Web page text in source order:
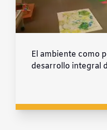
El ambiente como
desarrollo integral